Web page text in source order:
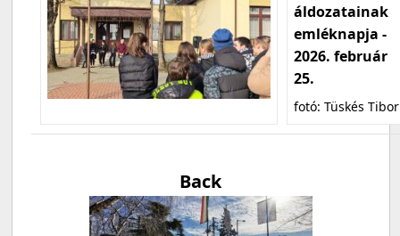
áldozatainak
emléknapja -
2026. február
25.
fotó: Tüskés Tibor
Back